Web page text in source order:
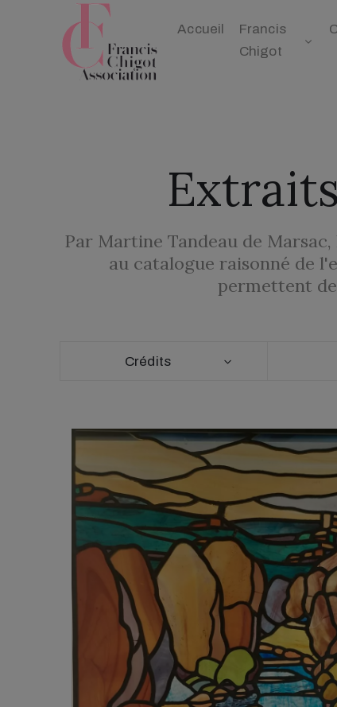
Accueil
Francis
Chigot
Par Martine Tandeau de
au catalogue raisonné de
permettent
Crédits